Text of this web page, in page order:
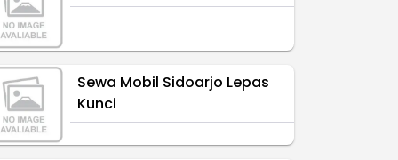
Sewa Mobil Sidoarjo Lepas
Kunci